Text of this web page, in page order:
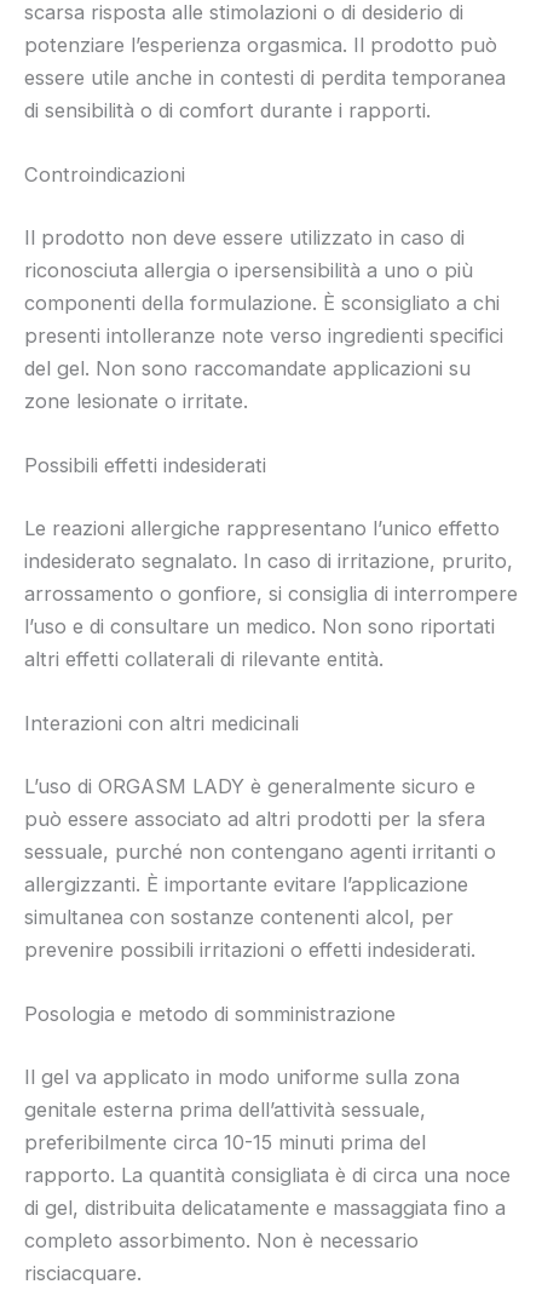
scarsa risposta alle stimolazioni o di desiderio di
potenziare l’esperienza orgasmica. Il prodotto può
essere utile anche in contesti di perdita temporanea
di sensibilità o di comfort durante i rapporti.
Controindicazioni
Il prodotto non deve essere utilizzato in caso di
riconosciuta allergia o ipersensibilità a uno o più
componenti della formulazione. È sconsigliato a chi
presenti intolleranze note verso ingredienti specifici
del gel. Non sono raccomandate applicazioni su
zone lesionate o irritate.
Possibili effetti indesiderati
Le reazioni allergiche rappresentano l’unico effetto
indesiderato segnalato. In caso di irritazione, prurito,
arrossamento o gonfiore, si consiglia di interrompere
l’uso e di consultare un medico. Non sono riportati
altri effetti collaterali di rilevante entità.
Interazioni con altri medicinali
L’uso di ORGASM LADY è generalmente sicuro e
può essere associato ad altri prodotti per la sfera
sessuale, purché non contengano agenti irritanti o
allergizzanti. È importante evitare l’applicazione
simultanea con sostanze contenenti alcol, per
prevenire possibili irritazioni o effetti indesiderati.
Posologia e metodo di somministrazione
Il gel va applicato in modo uniforme sulla zona
genitale esterna prima dell’attività sessuale,
preferibilmente circa 10-15 minuti prima del
rapporto. La quantità consigliata è di circa una noce
di gel, distribuita delicatamente e massaggiata fino a
completo assorbimento. Non è necessario
risciacquare.